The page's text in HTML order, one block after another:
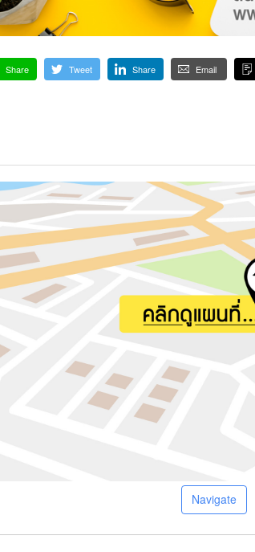
Share Tweet Share Email
Navigate